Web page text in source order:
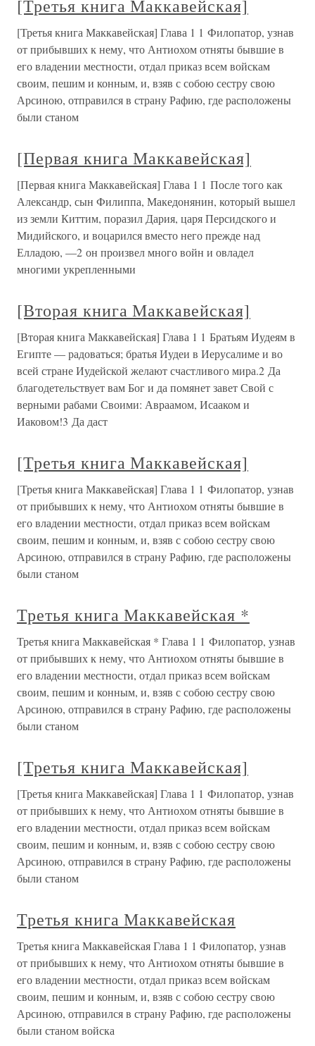
[Третья книга Маккавейская]
[Третья книга Маккавейская] Глава 1 1 Филопатор, узнав
от прибывших к нему, что Антиохом отняты бывшие в
его владении местности, отдал приказ всем войскам
своим, пешим и конным, и, взяв с собою сестру свою
Арсиною, отправился в страну Рафию, где расположены
были станом
[Первая книга Маккавейская]
[Первая книга Маккавейская] Глава 1 1 После того как
Александр, сын Филиппа, Македонянин, который вышел
из земли Киттим, поразил Дария, царя Персидского и
Мидийского, и воцарился вместо него прежде над
Елладою, —2 он произвел много войн и овладел
многими укрепленными
[Вторая книга Маккавейская]
[Вторая книга Маккавейская] Глава 1 1 Братьям Иудеям в
Египте — радоваться; братья Иудеи в Иерусалиме и во
всей стране Иудейской желают счастливого мира.2 Да
благодетельствует вам Бог и да помянет завет Свой с
верными рабами Своими: Авраамом, Исааком и
Иаковом!3 Да даст
[Третья книга Маккавейская]
[Третья книга Маккавейская] Глава 1 1 Филопатор, узнав
от прибывших к нему, что Антиохом отняты бывшие в
его владении местности, отдал приказ всем войскам
своим, пешим и конным, и, взяв с собою сестру свою
Арсиною, отправился в страну Рафию, где расположены
были станом
Третья книга Маккавейская *
Третья книга Маккавейская * Глава 1 1 Филопатор, узнав
от прибывших к нему, что Антиохом отняты бывшие в
его владении местности, отдал приказ всем войскам
своим, пешим и конным, и, взяв с собою сестру свою
Арсиною, отправился в страну Рафию, где расположены
были станом
[Третья книга Маккавейская]
[Третья книга Маккавейская] Глава 1 1 Филопатор, узнав
от прибывших к нему, что Антиохом отняты бывшие в
его владении местности, отдал приказ всем войскам
своим, пешим и конным, и, взяв с собою сестру свою
Арсиною, отправился в страну Рафию, где расположены
были станом
Третья книга Маккавейская
Третья книга Маккавейская Глава 1 1 Филопатор, узнав
от прибывших к нему, что Антиохом отняты бывшие в
его владении местности, отдал приказ всем войскам
своим, пешим и конным, и, взяв с собою сестру свою
Арсиною, отправился в страну Рафию, где расположены
были станом войска